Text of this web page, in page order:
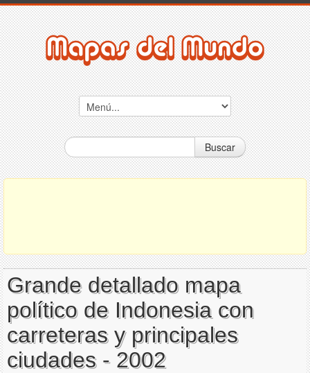
Buscar
Grande detallado mapa
político de Indonesia con
carreteras y principales
ciudades - 2002